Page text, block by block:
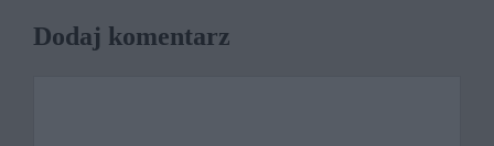
Dodaj komentarz